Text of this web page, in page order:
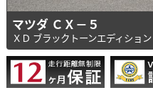
マツダ ＣＸ－５
ＸＤ ブラックトーンエディション